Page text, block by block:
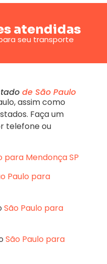
atendidas
seu transporte
de São Paulo
assim como
Faça um
telefone ou
para Mendonça SP
Paulo para
São Paulo para
São Paulo para